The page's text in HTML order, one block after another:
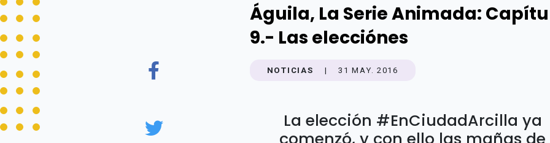
Águila, La Serie Animada:
9.- Las elecciónes
NOTICIAS | 31 MAY. 2016
La elección #EnCiudadArcilla ya